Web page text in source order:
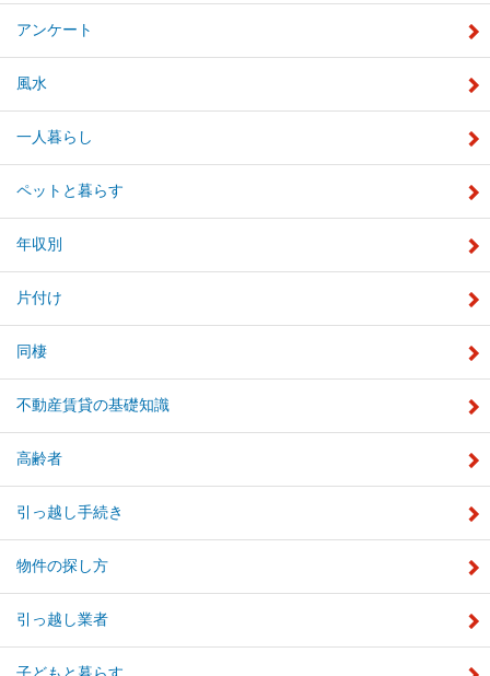
アンケート
風水
一人暮らし
ペットと暮らす
年収別
片付け
同棲
不動産賃貸の基礎知識
高齢者
引っ越し手続き
物件の探し方
引っ越し業者